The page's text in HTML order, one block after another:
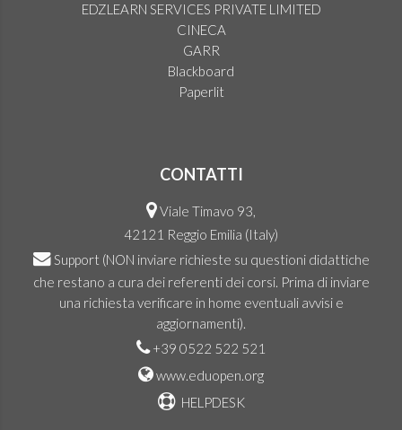
EDZLEARN SERVICES PRIVATE LIMITED
CINECA
GARR
Blackboard
Paperlit
CONTATTI
Viale Timavo 93,
42121 Reggio Emilia (Italy)
Support (NON inviare richieste su questioni didattiche
che restano a cura dei referenti dei corsi. Prima di inviare
una richiesta verificare in home eventuali avvisi e
aggiornamenti).
+39 0522 522 521
www.eduopen.org
HELPDESK